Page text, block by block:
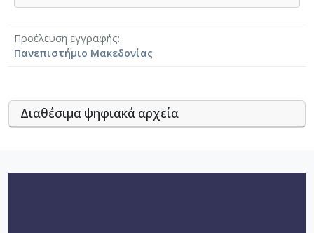
Προέλευση εγγραφής
Πανεπιστήμιο Μακεδονίας
Διαθέσιμα ψηφιακά αρχεία